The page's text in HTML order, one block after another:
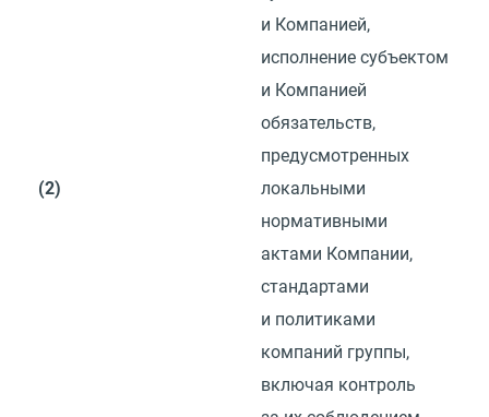
(2)
и Компанией,
исполнение субъектом
и Компанией
обязательств,
предусмотренных
локальными
нормативными
актами Компании,
стандартами
и политиками
компаний группы,
включая контроль